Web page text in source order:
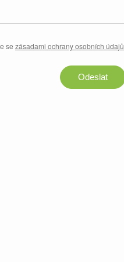
se zásadami ochrany osobních údajů
Odeslat